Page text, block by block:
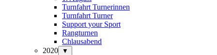
Turnfahrt Turnerinnen
Turnfahrt Turner
Support your Sport
Rangturnen
Chlausabend
2020
▼